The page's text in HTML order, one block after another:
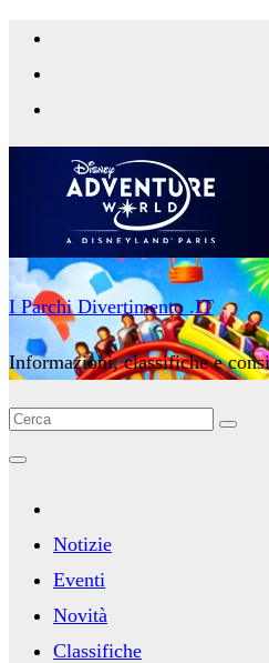
Salta
contenuto
I Parchi Divertimento .IT
Informazioni, classifiche e
Notizie
Eventi
Novità
Classifiche